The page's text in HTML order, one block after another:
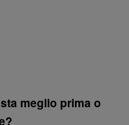
meglio prima o